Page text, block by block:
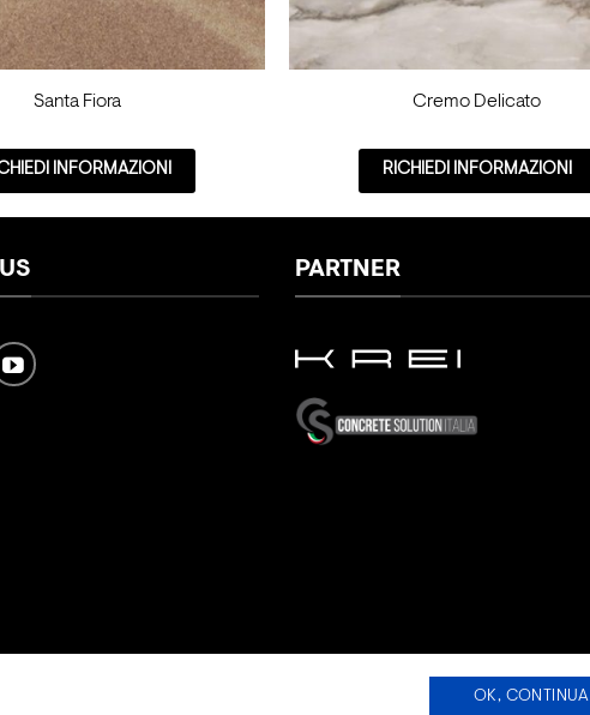
Santa Fiora
INFORMAZIONI
Cremo Delicato
RICHIEDI INFORMAZIONI
PARTNER
OK, CONTINUA